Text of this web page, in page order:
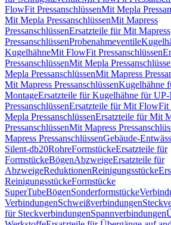
FlowFit PressanschlüssenMit Mepla
Mit Mepla PressanschlüssenMit Mapress
PressanschlüssenErsatzteile für Mit Mapress
PressanschlüssenProbenahmeventile
KugelhähneMit FlowFit Pressanschlüssen
PressanschlüssenMit Mepla
Mepla PressanschlüssenMit Mapress
Mit Mapress PressanschlüssenKugelhähne
MontageErsatzteile für Kugelhähne für
PressanschlüssenErsatzteile für Mit FlowFit
Mepla PressanschlüssenErsatzteile für Mit
PressanschlüssenMit Mapress
Mapress PressanschlüssenGebäude-
Silent-db20RohreFormstückeErsatzteile für
FormstückeBögenAbzweigeErsatzteile für
AbzweigeReduktionenReinigungsstücke
ReinigungsstückeFormstücke
SuperTubeBögenSonderformstücke
VerbindungenSchweißverbindungen
für SteckverbindungenSpannverbindungen